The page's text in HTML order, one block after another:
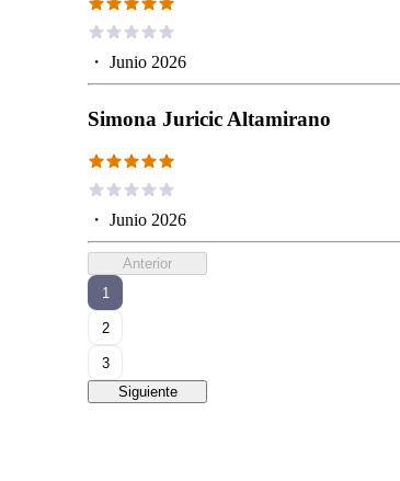
・ Junio 2026
Simona Juricic Altamirano
・ Junio 2026
Anterior
1
2
3
Siguiente